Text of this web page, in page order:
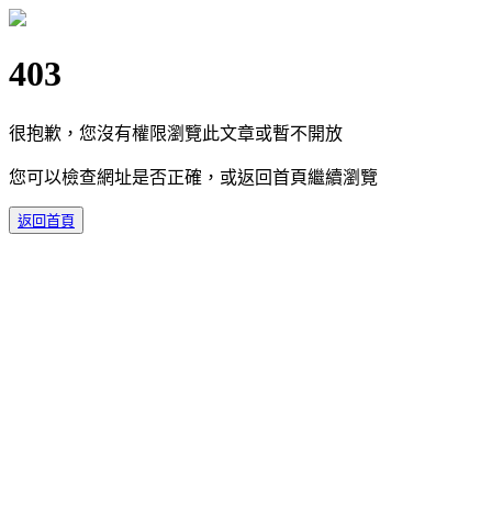
403
很抱歉，您沒有權限瀏覽此文章或暫不開放
您可以檢查網址是否正確，或返回首頁繼續瀏覽
返回首頁